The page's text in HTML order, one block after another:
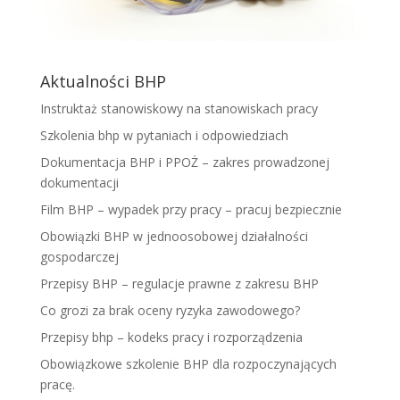
Aktualności BHP
Instruktaż stanowiskowy na stanowiskach pracy
Szkolenia bhp w pytaniach i odpowiedziach
Dokumentacja BHP i PPOŻ – zakres prowadzonej
dokumentacji
Film BHP – wypadek przy pracy – pracuj bezpiecznie
Obowiązki BHP w jednoosobowej działalności
gospodarczej
Przepisy BHP – regulacje prawne z zakresu BHP
Co grozi za brak oceny ryzyka zawodowego?
Przepisy bhp – kodeks pracy i rozporządzenia
Obowiązkowe szkolenie BHP dla rozpoczynających
pracę.